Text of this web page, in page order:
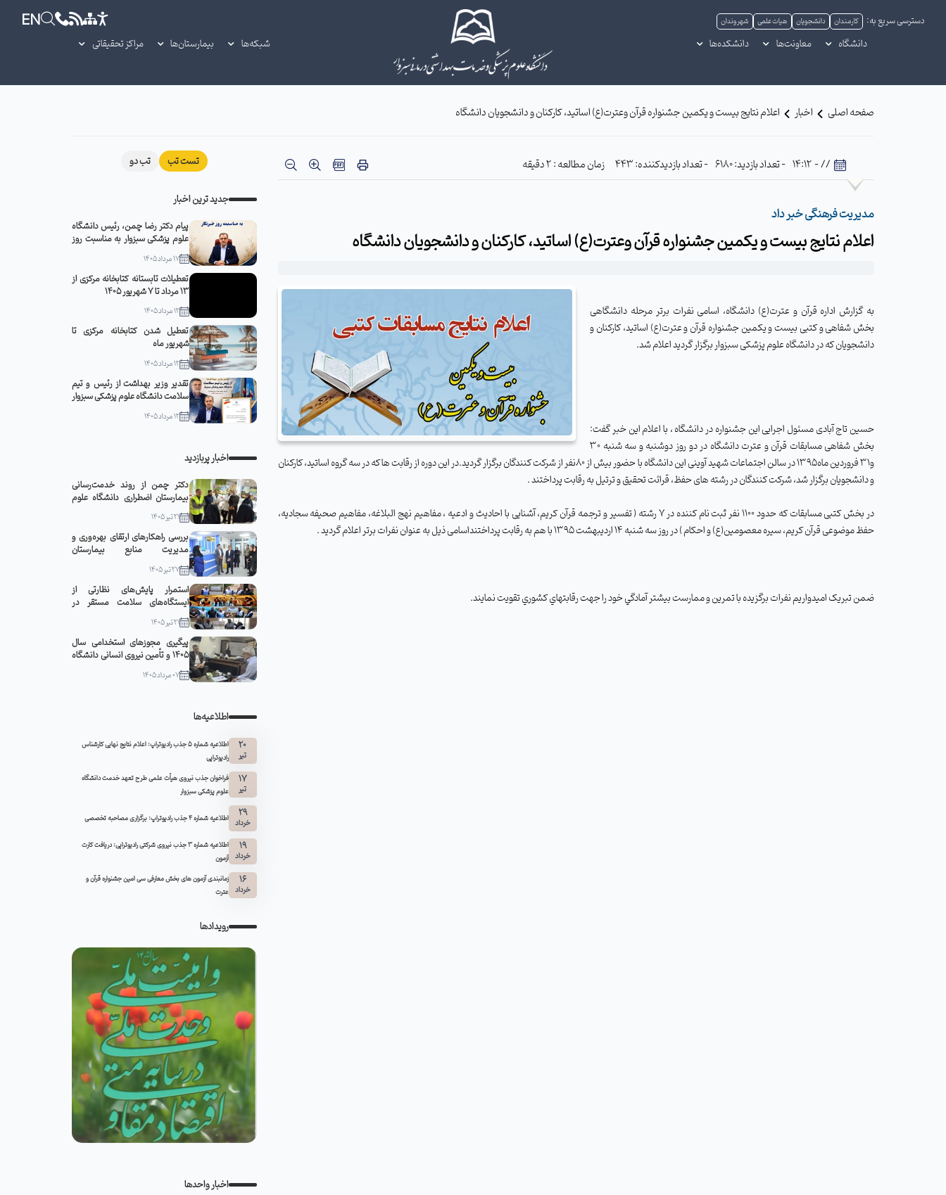
دسترسی سریع به: کارمندان دانشجویان هیات علمی شهروندان EN
دانشگاه معاونت‌ها دانشکده‌ها شبکه‌ها بیمارستان‌ها مراکز تحقیقاتی
صفحه اصلی اخبار اعلام نتایج بیست و یکمین جشنواره قرآن وعترت(ع) اساتید، کارکنان و دانشجویان دانشگاه
// - 14:12 - تعداد بازدید: 6180 - تعداد بازدیدکننده: 443 زمان مطالعه : 2 دقیقه
مدیریت فرهنگی خبر داد
اعلام نتایج بیست و یکمین جشنواره قرآن وعترت(ع) اساتید، کارکنان و دانشجویان دانشگاه
به گزارش اداره قرآن و عترت(ع) دانشگاه، اسامی نفرات برتر مرحله دانشگاهی
بخش شفاهی و کتبی بیست و یکمین جشنواره قرآن و عترت(ع) اساتید، کارکنان و
دانشجویان که در دانشگاه علوم پزشکی سبزوار برگزار گردید اعلام شد.
حسین تاج آبادی مسئول اجرایی این جشنواره در دانشگاه ، با اعلام این خبر گفت:
بخش شفاهی مسابقات قرآن و عترت دانشگاه در دو روز دوشنبه و سه شنبه 30
و31 فروردین ماه1395 در سالن اجتماعات شهید آوینی این دانشگاه با حضور بیش از 80نفر از شرکت کنندگان برگزار گردید.در این دوره از رقابت ها که در سه گروه اساتید، کارکنان
و دانشجویان برگزار شد، شرکت کنندگان در رشته های حفظ، قرائت تحقیق و ترتیل به رقابت پرداختند .
در بخش کتبی مسابقات که حدود 1100 نفر ثبت نام کننده در 7 رشته ( تفسیر و ترجمه قرآن کریم، آشنایی با احادیث و ادعیه ، مفاهیم نهج البلاغه، مفاهیم صحیفه سجادیه،
حفظ موضوعی قرآن کریم، سیره معصومین(ع) و احکام ) در روز سه شنبه 14 اردیبهشت 1395 با هم به رقابت پرداختنداسامی ذیل به عنوان نفرات برتر اعلام گردید .
ضمن تبریک امیدواریم نفرات برگزیده با تمرين و ممارست بيشتر آمادگي خود را جهت رقابت­هاي كشوري تقويت نمايند.
تست تب تب دو
جدید ترین اخبار
پیام دکتر رضا چمن، رئیس دانشگاه
علوم پزشکی سبزوار به مناسبت روز
خبرنگار
17 مرداد 1405
تعطیلات تابستانه کتابخانه مرکزی از
13 مرداد تا 7 شهریور 1405
12 مرداد 1405
تعطیل شدن کتابخانه مرکزی تا
شهریور ماه
12 مرداد 1405
تقدیر وزیر بهداشت از رئیس و تیم
سلامت دانشگاه علوم پزشکی سبزوار
12 مرداد 1405
اخبار پربازدید
دکتر چمن از روند خدمت‌رسانی
بیمارستان اضطراری دانشگاه علوم
پزشکی سبزوار در مشهد مقدس
بازدید کرد
21 تیر 1405
بررسی راهکارهای ارتقای بهره‌وری و
مدیریت منابع بیمارستان
قمربنی‌هاشم(ع) جوین با حضور
رئیس دانشگاه
27 تیر 1405
استمرار پایش‌های نظارتی از
ایستگاه‌های سلامت مستقر در
مواکب سبزوار
21 تیر 1405
پیگیری مجوزهای استخدامی سال
۱۴۰۵ و تأمین نیروی انسانی دانشگاه
علوم پزشکی سبزوار در دیدار معاون
توسعه و مدیریت منابع دانشگاه با
07 مرداد 1405
اطلاعیه‌ها
20
تیر
اطلاعیه شماره 5 جذب رادیوتراپ: اعلام نتایج نهایی کارشناس
رادیوتراپی
17
تیر
فراخوان جذب نیروی هیأت علمی طرح تعهد خدمت دانشگاه
علوم پزشکی سبزوار
29
خرداد اطلاعیه شماره ۴ جذب رادیوتراپ: برگزاری مصاحبه تخصصی
19
خرداد
اطلاعیه شماره 3 جذب نیروی شرکتی رادیوتراپی: دریافت کارت
آزمون
16
خرداد
زمانبندی آزمون های بخش معارفی سی امین جشنواره قرآن و
عترت
رویدادها
اخبار واحدها